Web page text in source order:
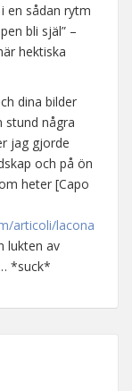
en sådan rytm
bli själ” –
hektiska
dina bilder
några
jag gjorde
och på ön
heter [Capo
articoli/lacona
lukten av
*suck*